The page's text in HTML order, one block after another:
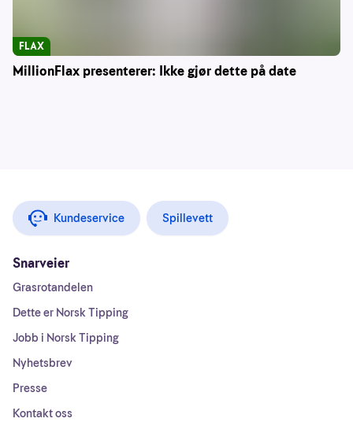
MillionFlax presenterer: Ikke gjør dette på date
FLAX
Kundeservice Spillevett
Snarveier
Grasrotandelen
Dette er Norsk Tipping
Jobb i Norsk Tipping
Nyhetsbrev
Presse
Kontakt oss